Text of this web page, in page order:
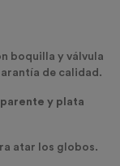
boquilla y válvula
de calidad.
y plata
atar los globos.